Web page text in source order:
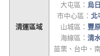
清運區域
大屯區： 烏日
市中心區： 北
山城區： 豐原
海線區： 清
苗栗、台中、